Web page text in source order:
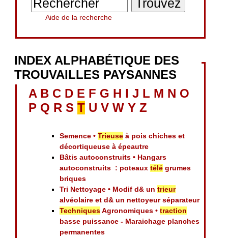
Aide de la recherche
INDEX ALPHABÉTIQUE DES
TROUVAILLES PAYSANNES
A B C D E F G H I J L M N O
P Q R S T U V W Y Z
Semence •Trieuse à pois chiches et
décortiqueuse à épeautre
Bâtis autoconstruits • Hangars
autoconstruits : poteauxtélé grumes
briques
Tri Nettoyage • Modif d& untrieur
alvéolaire et d& un nettoyeur séparateur
TechniquesAgronomiques •traction
basse puissance - Maraichage planches
permanentes